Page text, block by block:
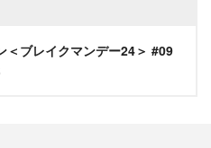
＜ブレイクマンデー24＞ #09